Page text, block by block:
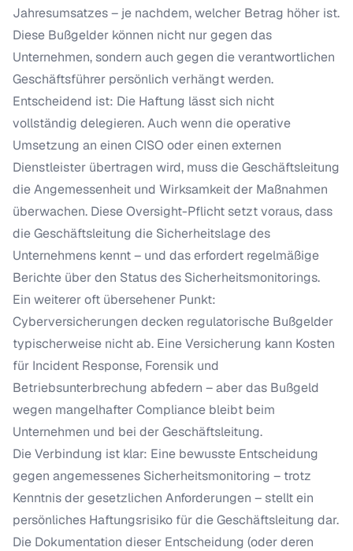
Jahresumsatzes – je nachdem, welcher Betrag höher ist.
Diese Bußgelder können nicht nur gegen das
Unternehmen, sondern auch gegen die verantwortlichen
Geschäftsführer persönlich verhängt werden.
Entscheidend ist: Die Haftung lässt sich nicht
vollständig delegieren. Auch wenn die operative
Umsetzung an einen CISO oder einen externen
Dienstleister übertragen wird, muss die Geschäftsleitung
die Angemessenheit und Wirksamkeit der Maßnahmen
überwachen. Diese Oversight-Pflicht setzt voraus, dass
die Geschäftsleitung die Sicherheitslage des
Unternehmens kennt – und das erfordert regelmäßige
Berichte über den Status des Sicherheitsmonitorings.
Ein weiterer oft übersehener Punkt:
Cyberversicherungen decken regulatorische Bußgelder
typischerweise nicht ab. Eine Versicherung kann Kosten
für Incident Response, Forensik und
Betriebsunterbrechung abfedern – aber das Bußgeld
wegen mangelhafter Compliance bleibt beim
Unternehmen und bei der Geschäftsleitung.
Die Verbindung ist klar: Eine bewusste Entscheidung
gegen angemessenes Sicherheitsmonitoring – trotz
Kenntnis der gesetzlichen Anforderungen – stellt ein
persönliches Haftungsrisiko für die Geschäftsleitung dar.
Die Dokumentation dieser Entscheidung (oder deren